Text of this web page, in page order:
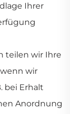
Ihrer
teilen wir Ihre
wir
bei Erhalt
Anordnung